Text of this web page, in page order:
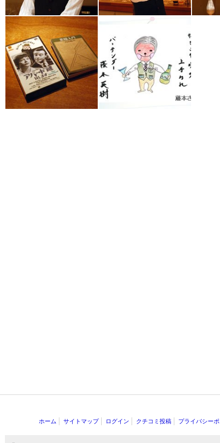
ホーム サイトマップ ログイン クチコミ投稿 プライバシー